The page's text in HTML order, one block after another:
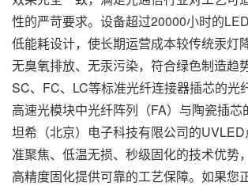
性的严苛要求。设备超过20000小时的
低能耗设计，使长期运营成本较传统汞灯
无臭氧排放、无汞污染，符合绿色制造趋
SC、FC、LC等标准光纤连接器插芯的光
高速光模块中光纤阵列（FA）与陶瓷插芯
坦希（北京）电子科技有限公司的
准聚焦、低温无损、秒级固化的技术优势
高精度固化提供可靠的工艺保障。如果您